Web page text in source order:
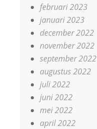
februari 2023
januari 2023
december 2022
november 2022
september 2022
augustus 2022
juli 2022
juni 2022
mei 2022
april 2022